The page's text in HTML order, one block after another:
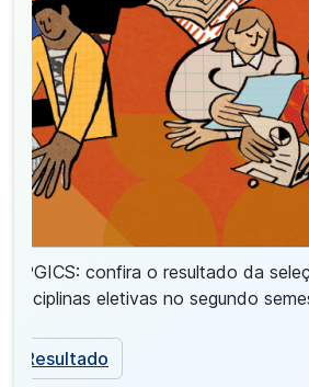
PPGICS: confira o resultado da
disciplinas eletivas no segundo
Resultado